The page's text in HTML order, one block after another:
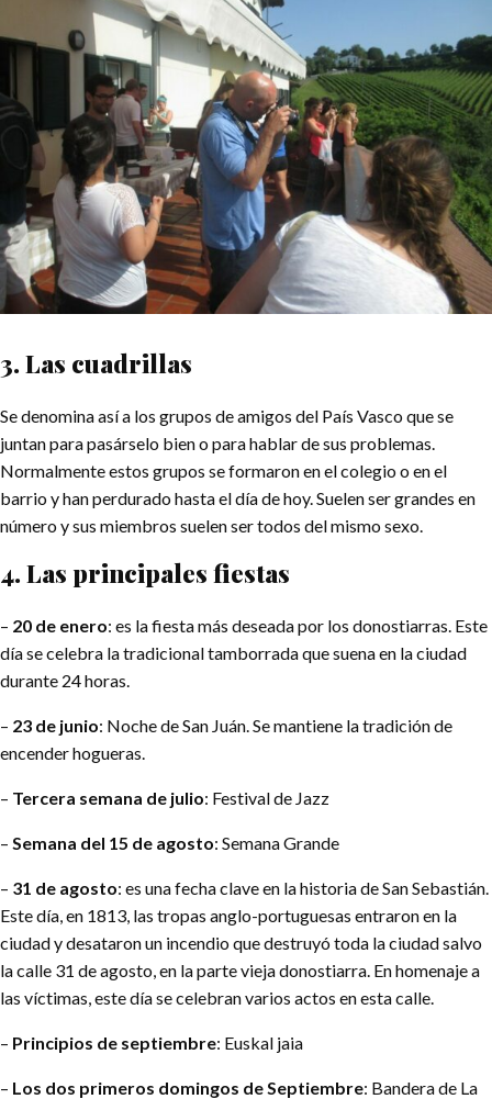
3. Las cuadrillas
Se denomina así a los grupos de amigos del País Vasco que se
juntan para pasárselo bien o para hablar de sus problemas.
Normalmente estos grupos se formaron en el colegio o en el
barrio y han perdurado hasta el día de hoy. Suelen ser grandes en
número y sus miembros suelen ser todos del mismo sexo.
4. Las principales fiestas
– 20 de enero: es la fiesta más deseada por los donostiarras. Este
día se celebra la tradicional tamborrada que suena en la ciudad
durante 24 horas.
– 23 de junio: Noche de San Juán. Se mantiene la tradición de
encender hogueras.
– Tercera semana de julio: Festival de Jazz
– Semana del 15 de agosto: Semana Grande
– 31 de agosto: es una fecha clave en la historia de San Sebastián.
Este día, en 1813, las tropas anglo-portuguesas entraron en la
ciudad y desataron un incendio que destruyó toda la ciudad salvo
la calle 31 de agosto, en la parte vieja donostiarra. En homenaje a
las víctimas, este día se celebran varios actos en esta calle.
– Principios de septiembre: Euskal jaia
– Los dos primeros domingos de Septiembre: Bandera de La